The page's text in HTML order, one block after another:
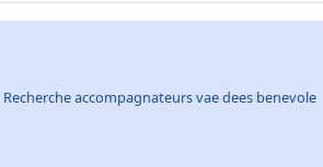
Recherche accompagnateurs vae dees benevole